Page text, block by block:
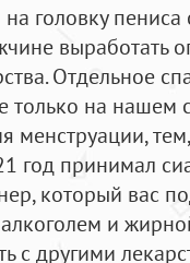
головку пениса
выработать
Отдельное
на нашем
менструации,
принимал
который вас
и
другими